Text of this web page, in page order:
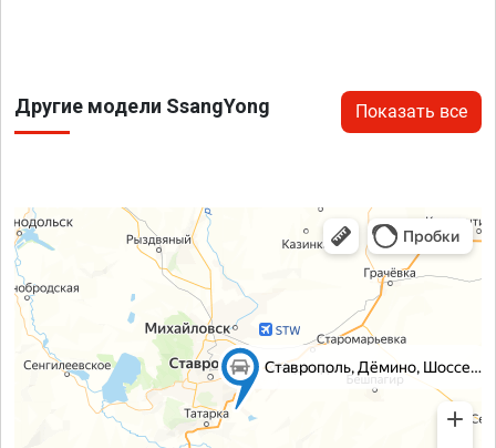
Другие модели SsangYong Показать все